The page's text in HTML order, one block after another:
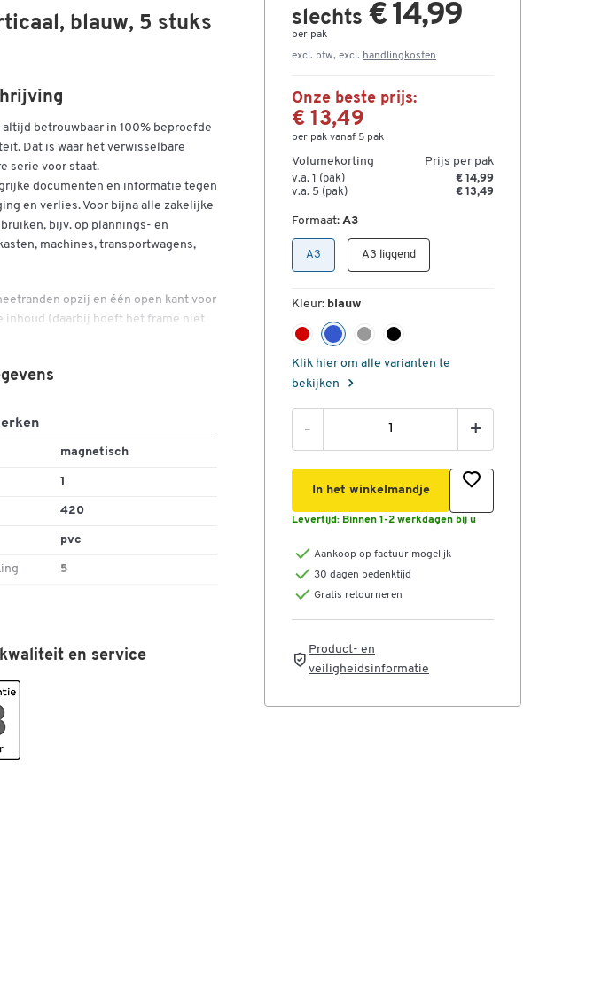
blauw, 5 stuks
betrouwbaar in 100% beproefde
Dat is waar het verwisselbare
serie voor staat.
documenten en informatie tegen
en verlies. Voor bijna alle zakelijke
bijv. op plannings- en
machines, transportwagens,
opzij en één open kant voor
inhoud (daarbij hoeft het frame niet
A3
magnetisch
1
420
pvc
5
en service
slechts € 14,99
per pak
excl. btw, excl. handlingkosten
Onze beste prijs:
€ 13,49
per pak vanaf 5 pak
Volumekorting Prijs per pak
v.a. 1 (pak)
€ 14,99
v.a. 5 (pak)
€ 13,49
Formaat: A3
A3 A3 liggend
Kleur: blauw
Klik hier om alle varianten te
bekijken
- +
In het winkelmandje
Levertijd: Binnen 1-2 werkdagen bij u
Aankoop op factuur mogelijk
30 dagen bedenktijd
Gratis retourneren
Product- en
veiligheidsinformatie